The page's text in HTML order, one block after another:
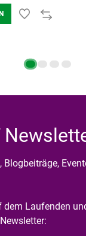
Blogbeiträge,
dem Laufenden